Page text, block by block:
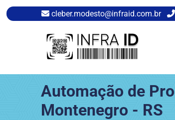
cleber.modesto@infraid.com.br
Automação de
Montenegro - RS